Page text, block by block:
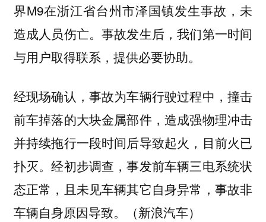
界M9在浙江省台州市泽国镇发生事故，未
造成人员伤亡。事故发生后，我们第一时间
与用户取得联系，提供必要协助。
经现场确认，事故为车辆行驶过程中，撞击
前车掉落的大块金属部件，造成强物理冲击
并持续拖行一段时间后导致起火，目前火已
扑灭。经初步调查，事发前车辆三电系统状
态正常，且未见车辆其它自身异常，事故非
车辆自身原因导致。（新浪汽车）